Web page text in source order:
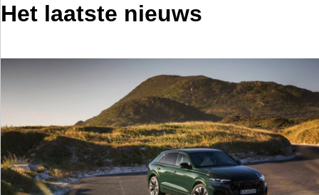
Het laatste nieuws